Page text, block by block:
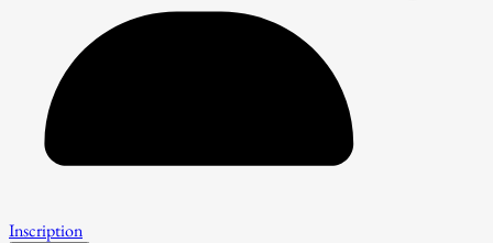
Inscription